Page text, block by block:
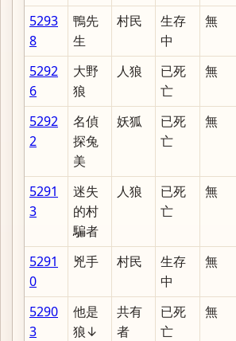
5293
8
鴨先
生
村民
生存
中
無
5292
6
大野
狼
人狼
已死
亡
無
5292
2
名偵
探兔
美
妖狐
已死
亡
無
5291
3
迷失
的村
騙者
人狼
已死
亡
無
5291
0
兇手 村民
生存
中
無
5290
3
他是
狼↓
共有
者
已死
亡
無